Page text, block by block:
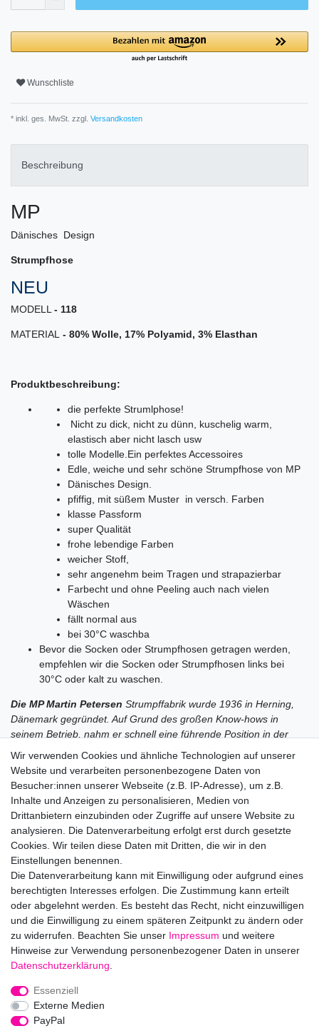
Wunschliste
* inkl. ges. MwSt. zzgl. Versandkosten
Beschreibung
MP
Dänisches Design
Strumpfhose
NEU
MODELL - 118
MATERIAL - 80% Wolle, 17% Polyamid, 3% Elasthan
Produktbeschreibung:
die perfekte Strumlphose!
Nicht zu dick, nicht zu dünn, kuschelig warm,
elastisch aber nicht lasch usw
tolle Modelle.Ein perfektes Accessoires
Edle, weiche und sehr schöne Strumpfhose von MP
Dänisches Design.
pfiffig, mit süßem Muster in versch. Farben
klasse Passform
super Qualität
frohe lebendige Farben
weicher Stoff,
sehr angenehm beim Tragen und strapazierbar
Farbecht und ohne Peeling auch nach vielen
Wäschen
fällt normal aus
bei 30°C waschba
Bevor die Socken oder Strumpfhosen getragen werden,
empfehlen wir die Socken oder Strumpfhosen links bei
30°C oder kalt zu waschen.
Die MP Martin Petersen Strumpffabrik wurde 1936 in Herning,
Dänemark gegründet. Auf Grund des großen Know-hows in
seinem Betrieb, nahm er schnell eine führende Position in der
Hinter Martin P stehen Fachleute, welche die Qualität, Handwerk
und Design und auch das Produkterlebnis der Kunden hoch
Hersteller: MP Denmark A/S, Bytoften 68, 7400 Herning,
Dänemark, mpwebshop@mpdenmark.com
EU-Verantwortlicher: MP Denmark A/S, Bytoften 68, 7400
Herning, Dänemark, mpwebshop@mpdenmark.com
Barrierefreiheitserklärung
Wir verwenden Cookies und ähnliche Technologien auf unserer
Website und verarbeiten personenbezogene Daten von
Besucher:innen unserer Webseite (z.B. IP-Adresse), um z.B.
Inhalte und Anzeigen zu personalisieren, Medien von
Drittanbietern einzubinden oder Zugriffe auf unsere Website zu
analysieren. Die Datenverarbeitung erfolgt erst durch gesetzte
Cookies. Wir teilen diese Daten mit Dritten, die wir in den
Einstellungen benennen.
Die Datenverarbeitung kann mit Einwilligung oder aufgrund eines
berechtigten Interesses erfolgen. Die Zustimmung kann erteilt
oder abgelehnt werden. Es besteht das Recht, nicht einzuwilligen
und die Einwilligung zu einem späteren Zeitpunkt zu ändern oder
zu widerrufen. Beachten Sie unser Impressum und weitere
Hinweise zur Verwendung personenbezogener Daten in unserer
Daten­schutz­erklärung
Essenziell
Externe Medien
PayPal